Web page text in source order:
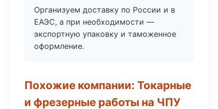
Организуем доставку по России и в
ЕАЭС, а при необходимости —
экспортную упаковку и таможенное
оформление.
Похожие компании: Токарные
и фрезерные работы на ЧПУ